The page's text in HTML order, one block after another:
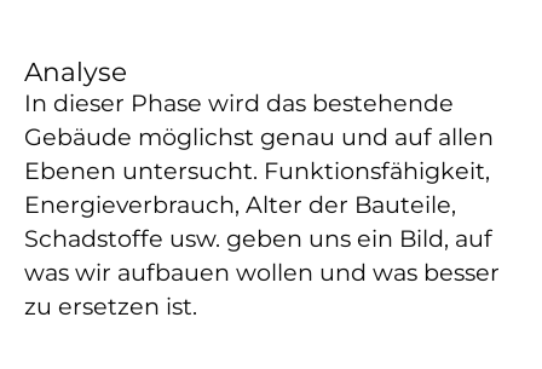
Analyse
In dieser Phase wird das bestehende
Gebäude möglichst genau und auf allen
Ebenen untersucht. Funktionsfähigkeit,
Energieverbrauch, Alter der Bauteile,
Schadstoffe usw. geben uns ein Bild, auf
was wir aufbauen wollen und was besser
zu ersetzen ist.